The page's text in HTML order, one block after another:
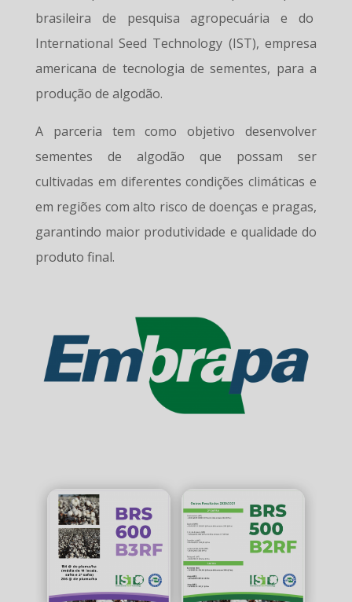
brasileira de pesquisa agropecuária e do
International Seed Technology (IST), empresa
americana de tecnologia de sementes, para a
produção de algodão.
A parceria tem como objetivo desenvolver
sementes de algodão que possam ser
cultivadas em diferentes condições climáticas e
em regiões com alto risco de doenças e pragas,
garantindo maior produtividade e qualidade do
produto final.